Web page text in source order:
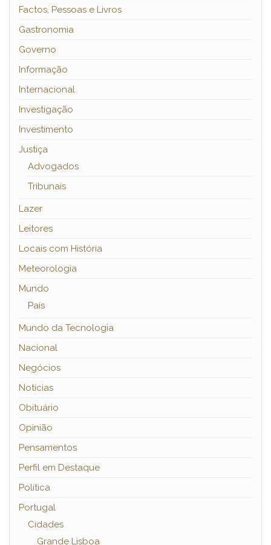
Factos, Pessoas e Livros
Gastronomia
Governo
Informação
Internacional
Investigação
Investimento
Justiça
Advogados
Tribunais
Lazer
Leitores
Locais com História
Meteorologia
Mundo
País
Mundo da Tecnologia
Nacional
Negócios
Notícias
Obituário
Opinião
Pensamentos
Perfil em Destaque
Política
Portugal
Cidades
Grande Lisboa